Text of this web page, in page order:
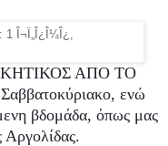
ΑΠΟ ΤΟ
ενώ
βδομάδα, όπως μας
Αργολίδας.